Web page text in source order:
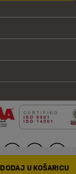
DODAJ U KOŠARICU